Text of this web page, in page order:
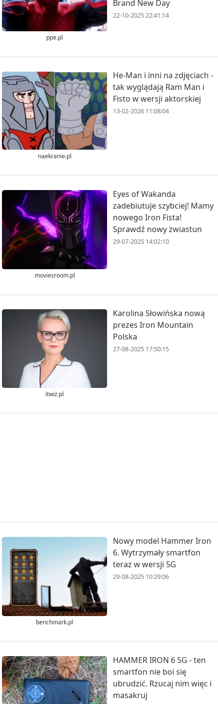
ppe.pl
Brand New Day
22-10-2025 22:41:14
naekranie.pl
He-Man i inni na zdjęciach -
tak wyglądają Ram Man i
Fisto w wersji aktorskiej
13-02-2026 11:08:04
moviesroom.pl
Eyes of Wakanda
zadebiutuje szybciej! Mamy
nowego Iron Fista!
Sprawdź nowy zwiastun
29-07-2025 14:02:10
itwiz.pl
Karolina Słowińska nową
prezes Iron Mountain
Polska
27-08-2025 17:50:15
benchmark.pl
Nowy model Hammer Iron
6. Wytrzymały smartfon
teraz w wersji 5G
29-08-2025 10:29:06
HAMMER IRON 6 5G - ten
smartfon nie boi się
ubrudzić. Rzucaj nim więc i
masakruj